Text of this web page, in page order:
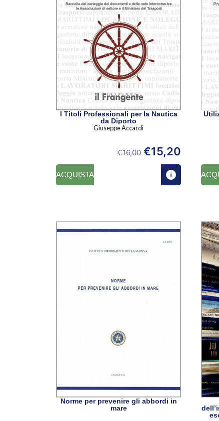
I Titoli Professionali per la Nautica
da Diporto
Giuseppe Accardi
€16,00 €15,20
ACQUISTA
Norme per prevenire gli abbordi in
mare